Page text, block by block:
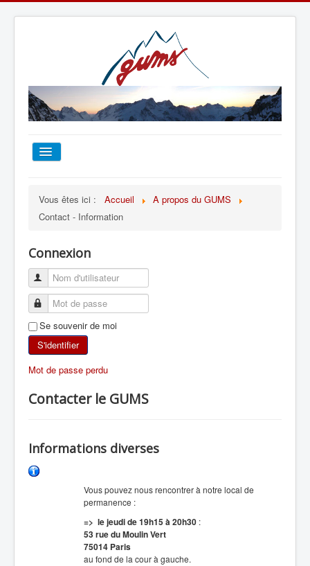
TOUT SUR LE GUMS
ESCALADE
ALPINISME
SKI DE RANDONNÉE
RANDONNÉE SPORTIVE
Vous êtes ici : Accueil
A propos du GUMS
Contact - Information
Connexion
Se souvenir de moi
S'identifier
Mot de passe perdu
Contacter le GUMS
Informations diverses
Vous pouvez nous rencontrer à notre local de
permanence :
=> le jeudi de 19h15 à 20h30 :
53 rue du Moulin Vert
75014 Paris
au fond de la cour à gauche.